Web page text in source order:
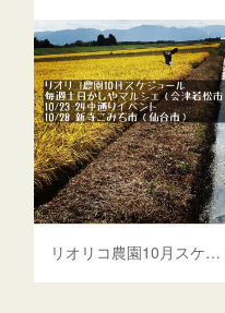
リオリコ農園10月スケジュール